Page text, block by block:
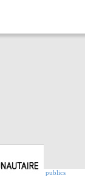
Transports publics